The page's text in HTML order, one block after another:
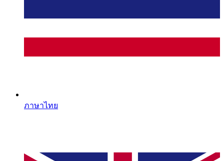
ภาษาไทย